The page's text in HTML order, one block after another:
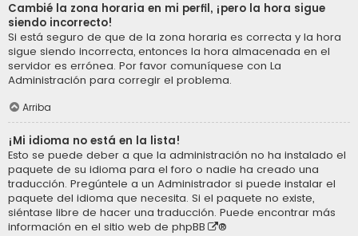
Cambié la zona horaria en mi perfil, ¡pero la hora sigue
siendo incorrecto!
Si está seguro de que de la zona horaria es correcta y la hora
sigue siendo incorrecta, entonces la hora almacenada en el
servidor es errónea. Por favor comuníquese con La
Administración para corregir el problema.
Arriba
¡Mi idioma no está en la lista!
Esto se puede deber a que la administración no ha instalado el
paquete de su idioma para el foro o nadie ha creado una
traducción. Pregúntele a un Administrador si puede instalar el
paquete del idioma que necesita. Si el paquete no existe,
siéntase libre de hacer una traducción. Puede encontrar más
información en el sitio web de phpBB ®